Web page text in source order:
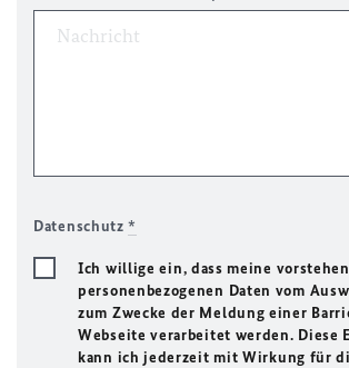
Datenschutz*
Ich willige ein, dass meine
personenbezogenen Daten vom
zum Zwecke der Meldung einer
Webseite verarbeitet werden. Diese
kann ich jederzeit mit Wirkung für